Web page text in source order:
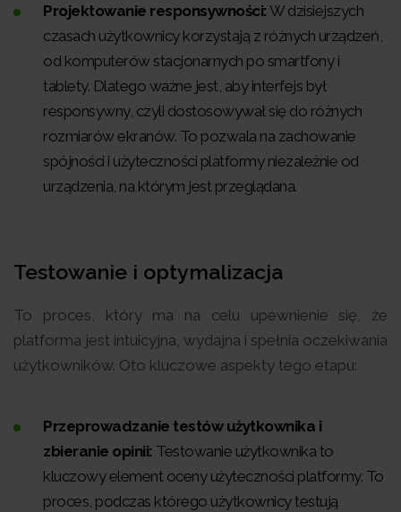
Projektowanie responsywności: W dzisiejszych
czasach użytkownicy korzystają z różnych urządzeń,
od komputerów stacjonarnych po smartfony i
tablety. Dlatego ważne jest, aby interfejs był
responsywny, czyli dostosowywał się do różnych
rozmiarów ekranów. To pozwala na zachowanie
spójności i użyteczności platformy niezależnie od
urządzenia, na którym jest przeglądana.
Testowanie i optymalizacja
To proces, który ma na celu upewnienie się, że
platforma jest intuicyjna, wydajna i spełnia oczekiwania
użytkowników. Oto kluczowe aspekty tego etapu:
Przeprowadzanie testów użytkownika i
zbieranie opinii: Testowanie użytkownika to
kluczowy element oceny użyteczności platformy. To
proces, podczas którego użytkownicy testują